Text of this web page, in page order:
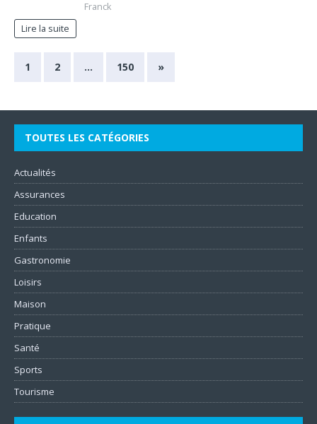
Franck
Lire la suite
1 2 … 150 »
TOUTES LES CATÉGORIES
Actualités
Assurances
Education
Enfants
Gastronomie
Loisirs
Maison
Pratique
Santé
Sports
Tourisme